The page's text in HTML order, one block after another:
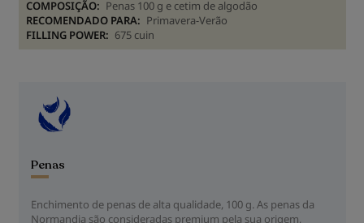
COMPOSIÇÃO: Penas 100 g e cetim de algodão
RECOMENDADO PARA: Primavera-Verão
FILLING POWER: 675 cuin
Penas
Enchimento de penas de alta qualidade, 100 g. As penas da
Normandia são consideradas premium pela sua origem,